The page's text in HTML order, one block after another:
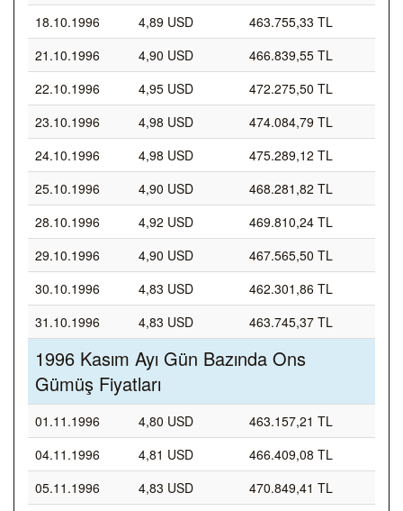
18.10.1996
4,89 USD
463.755,33 TL
21.10.1996
4,90 USD
466.839,55 TL
22.10.1996
4,95 USD
472.275,50 TL
23.10.1996
4,98 USD
474.084,79 TL
24.10.1996
4,98 USD
475.289,12 TL
25.10.1996
4,90 USD
468.281,82 TL
28.10.1996
4,92 USD
469.810,24 TL
29.10.1996
4,90 USD
467.565,50 TL
30.10.1996
4,83 USD
462.301,86 TL
31.10.1996
4,83 USD 463.745,37 TL
1996 Kasım Ayı Gün Bazında Ons
Gümüş Fiyatları
01.11.1996 4,80 USD
463.157,21 TL
04.11.1996
4,81 USD
466.409,08 TL
05.11.1996
4,83 USD
470.849,41 TL